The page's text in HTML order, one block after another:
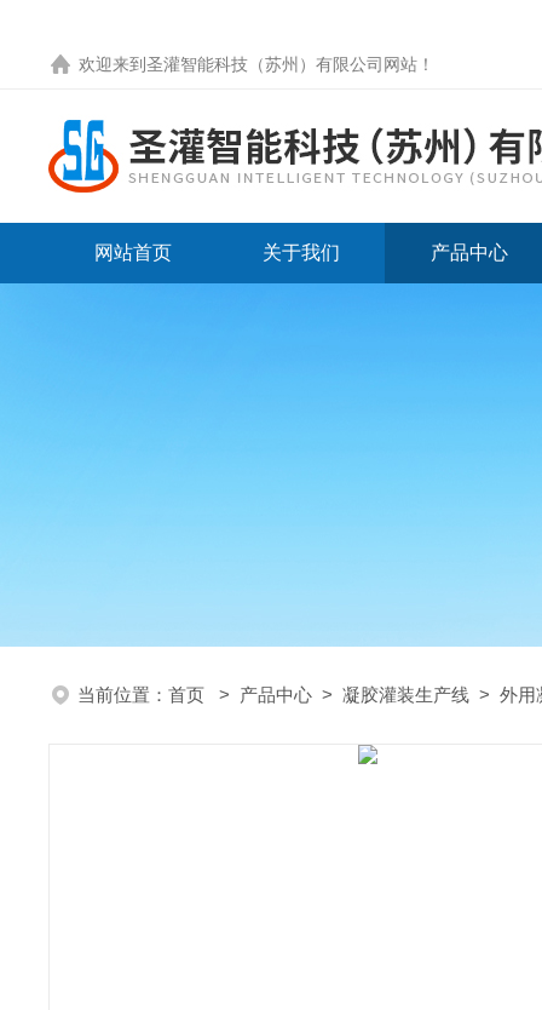
欢迎来到圣灌智能科技（苏州）有限公司网站！
网站首页 关于我们 产品中心
当前位置： 首页 > 产品中心 > 凝胶灌装生产线 > 外用